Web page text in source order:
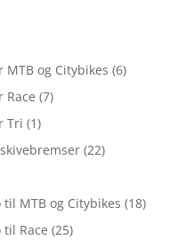
og Citybikes (6)
(7)
Tri (1)
(22)
MTB og Citybikes (18)
Race (25)